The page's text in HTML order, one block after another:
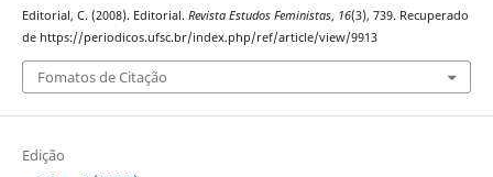
Editorial, C. (2008). Editorial. Revista Estudos Feministas, 16(3), 739. Recuperado
de https://periodicos.ufsc.br/index.php/ref/article/view/9913
Fomatos de Citação
Edição